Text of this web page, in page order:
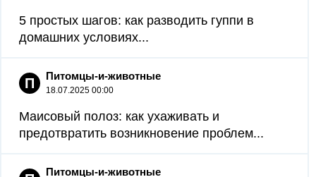
5 простых шагов: как разводить гуппи в
домашних условиях...
П Питомцы-и-животные
18.07.2025 00:00
Маисовый полоз: как ухаживать и
предотвратить возникновение проблем...
Питомцы-и-животные